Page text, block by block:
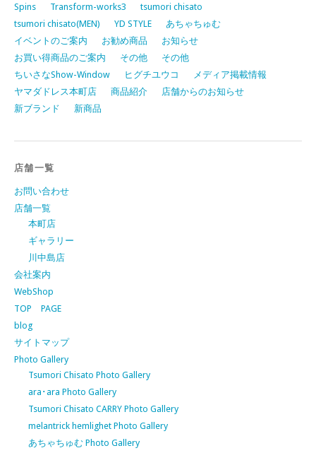
Spins
Transform-works3
tsumori chisato
tsumori chisato(MEN)
YD STYLE
あちゃちゅむ
イベントのご案内
お勧め商品
お知らせ
お買い得商品のご案内
その他
その他
ちいさなShow-Window
ヒグチユウコ
メディア掲載情報
ヤマダドレス本町店
商品紹介
店舗からのお知らせ
新ブランド
新商品
店舗一覧
お問い合わせ
店舗一覧
本町店
ギャラリー
川中島店
会社案内
WebShop
TOP PAGE
blog
サイトマップ
Photo Gallery
Tsumori Chisato Photo Gallery
ara･ara Photo Gallery
Tsumori Chisato CARRY Photo Gallery
melantrick hemlighet Photo Gallery
あちゃちゅむ Photo Gallery